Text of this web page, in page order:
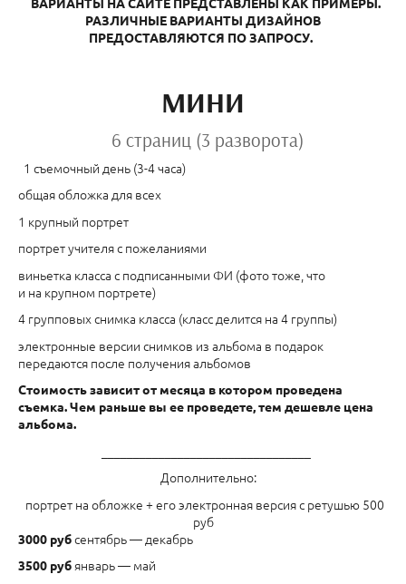
РАЗЛИЧНЫЕ ВАРИАНТЫ ДИЗАЙНОВ
ПРЕДОСТАВЛЯЮТСЯ ПО ЗАПРОСУ.
МИНИ
6 страниц (3 разворота)
1 съемочный день (3-4 часа)
общая обложка для всех
1 крупный портрет
портрет учителя с пожеланиями
виньетка класса с подписанными ФИ (фото тоже, что
и на крупном портрете)
4 групповых снимка класса (класс делится на 4 группы)
электронные версии снимков из альбома в подарок
передаются после получения альбомов
Стоимость зависит от месяца в котором проведена
съемка. Чем раньше вы ее проведете, тем дешевле цена
альбома.
Дополнительно:
портрет на обложке + его электронная версия с ретушью 500
руб
3000 рубсентябрь — декабрь
3500 рубянварь — май